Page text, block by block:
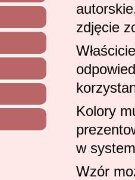
zdjęcie
Kolory
w
Wzór